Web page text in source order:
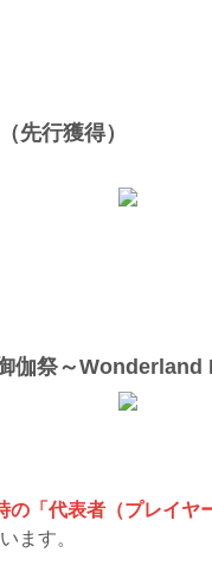
行獲得）
祭～Wonderland
の「代表者（プレイヤ
ます。